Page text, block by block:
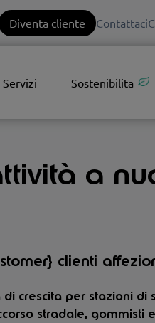
Diventa cliente Contattaci
Servizi Sostenibilita
a
clienti
crescita per stazioni di
stradale, gommisti